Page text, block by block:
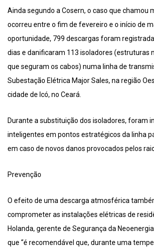
Ainda segundo a Cosern, o caso que chamou
ocorreu entre o fim de fevereiro e o início de
oportunidade, 799 descargas foram
dias e danificaram 113 isoladores (estruturas
que seguram os cabos) numa linha de
Subestação Elétrica Major Sales, na região
cidade de Icó, no Ceará.
Durante a substituição dos isoladores, foram
inteligentes em pontos estratégicos da linha
em caso de novos danos provocados pelos
Prevenção
O efeito de uma descarga atmosférica
comprometer as instalações elétricas de
Holanda, gerente de Segurança da
que “é recomendável que, durante uma